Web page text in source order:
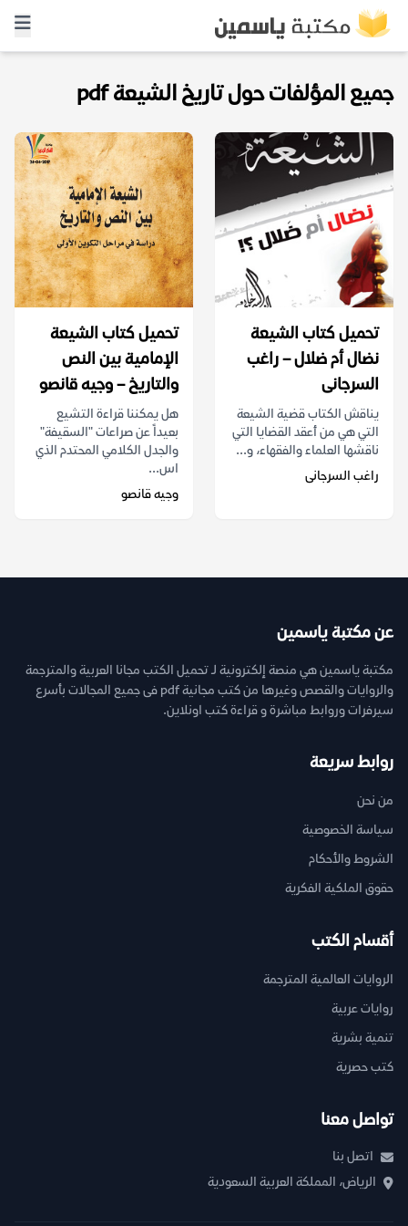
جميع المؤلفات حول تاريخ الشيعة pdf
تحميل كتاب الشيعة
نضال أم ضلال – راغب
السرجانى
يناقش الكتاب قضية الشيعة
التي هي من أعقد القضايا التي
ناقشها العلماء والفقهاء، و...
راغب السرجانى
تحميل كتاب الشيعة
الإمامية بين النص
والتاريخ – وجيه قانصو
هل يمكننا قراءة التشيع
بعيداً عن صراعات "السقيفة"
والجدل الكلامي المحتدم الذي
اس...
وجيه قانصو
عن مكتبة ياسمين
مكتبة ياسمين هي منصة إلكترونية لـ تحميل الكتب مجانا العربية والمترجمة
والروايات والقصص وغيرها من كتب مجانية pdf فى جميع المجالات بأسرع
سيرفرات وروابط مباشرة و قراءة كتب اونلاين.
روابط سريعة
من نحن
سياسة الخصوصية
الشروط والأحكام
حقوق الملكية الفكرية
أقسام الكتب
الروايات العالمية المترجمة
روايات عربية
تنمية بشرية
كتب حصرية
تواصل معنا
اتصل بنا
الرياض، المملكة العربية السعودية